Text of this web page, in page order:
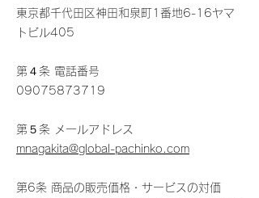
東京都千代田区神田和泉町1番地6-16ヤマ
トビル405
第４条 電話番号
09075873719
第５条 メールアドレス
mnagakita@global-pachinko.com
第6条 商品の販売価格・サービスの対価